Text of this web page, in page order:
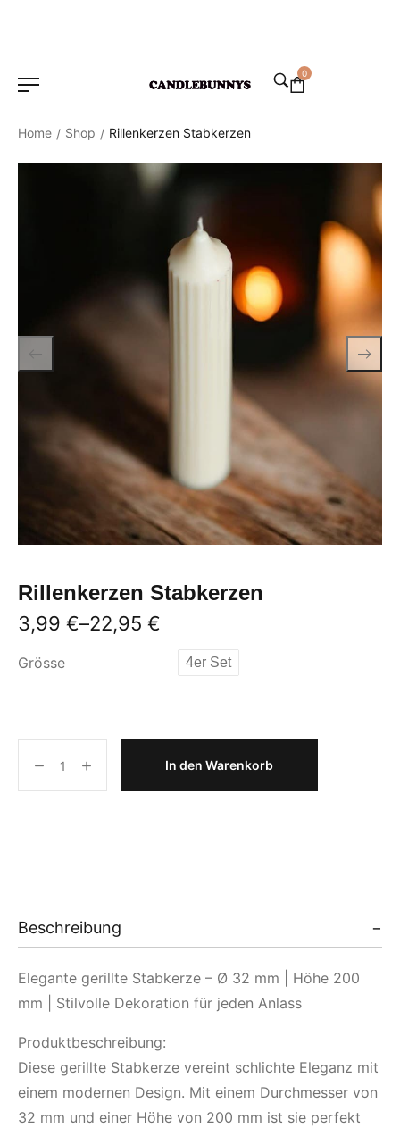
0
Home / Shop / Rillenkerzen Stabkerzen
Rillenkerzen Stabkerzen
3,99 €–22,95 €
Grösse 4er Set
In den Warenkorb
Beschreibung
Elegante gerillte Stabkerze – Ø 32 mm | Höhe 200
mm | Stilvolle Dekoration für jeden Anlass
Produktbeschreibung:
Diese gerillte Stabkerze vereint schlichte Eleganz mit
einem modernen Design. Mit einem Durchmesser von
32 mm und einer Höhe von 200 mm ist sie perfekt